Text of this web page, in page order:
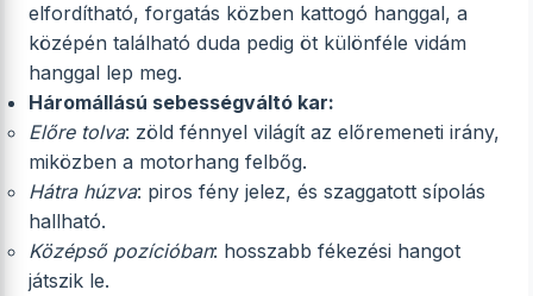
elfordítható, forgatás közben kattogó hanggal, a
középén található duda pedig öt különféle vidám
hanggal lep meg.
Háromállású sebességváltó kar:
Előre tolva: zöld fénnyel világít az előremeneti irány,
miközben a motorhang felbőg.
Hátra húzva: piros fény jelez, és szaggatott sípolás
hallható.
Középső pozícióban: hosszabb fékezési hangot
játszik le.